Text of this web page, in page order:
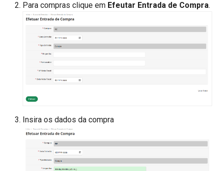
Para compras clique em Efeutar Entrada de Compra.
Insira os dados da compra